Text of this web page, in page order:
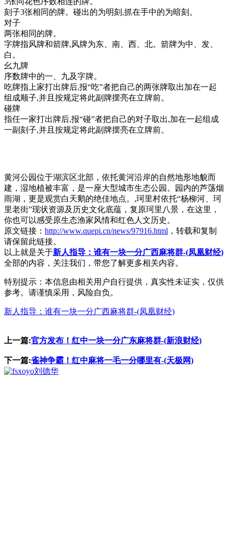
刻子3张相同的牌。碰出的为明刻,抓在手中的为暗刻。
对子
两张相同的牌。
字牌指风牌和箭牌,风牌为东、南、西、北。箭牌为中、发、
白。
幺九牌
序数牌中的一、九及字牌。
吃牌指上家打出牌后,报“吃”者把自己的两张牌取出加在一起
组成顺子,并且按规定将此副牌摆亮在立牌前。
碰牌
指任一家打出牌后,报“碰”者把自己的对子取出,加在一起组成
一副刻子,并且按规定将此副牌摆亮在立牌前。
黄河公园位于湖滨区北部，依托黄河沿岸的自然地形地貌而
建，湿地植被丰富，是一座大型城市生态公园。园内的芦荡烟
雨湖，更是观赏白天鹅的绝佳地点。,珂里村依托“杨柳河、珂
里老街”现状资源及历史文化底蕴，复原珂里八景，在这里，
你也可以感受原生态渔家风情和红色人文历史。
原文链接： http://www.quepi.cn/news/97916.html ，转载和复制
请保留此链接。
以上就是关于新人指导：谁有一块一分广西麻将群-(凤凰财经)
全部的内容，关注我们，带您了解更多相关内容。
特别提示：本信息由相关用户自行提供，真实性未证实，仅供
参考。请谨慎采用，风险自负。
新人指导：谁有一块一分广西麻将群-(凤凰财经)
上一篇:官方发布！红中一块一分广东麻将群-(新浪财经)
下一篇:雀神争霸！红中麻将一毛一分哪里有-(天极网)
刘德华